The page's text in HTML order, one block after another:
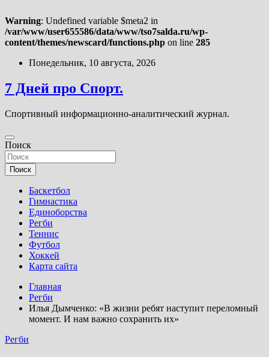
Warning: Undefined variable $meta2 in
/var/www/user655586/data/www/tso7salda.ru/wp-
content/themes/newscard/functions.php on line 285
Перейти
содержимому
Понедельник, 10 августа, 2026
7 Дней про Спорт.
Спортивный информационно-аналитический журнал.
Поиск
Поиск
Баскетбол
Гимнастика
Единоборства
Регби
Теннис
Футбол
Хоккей
Карта сайта
Главная
Регби
Илья Дымченко: «В жизни ребят наступит переломный
момент. И нам важно сохранить их»
Регби